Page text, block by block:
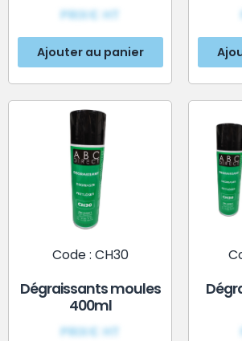
PRIX€ HT
Ajouter au panier
Code : CH30
Dégraissants moules
400ml
PRIX€ HT